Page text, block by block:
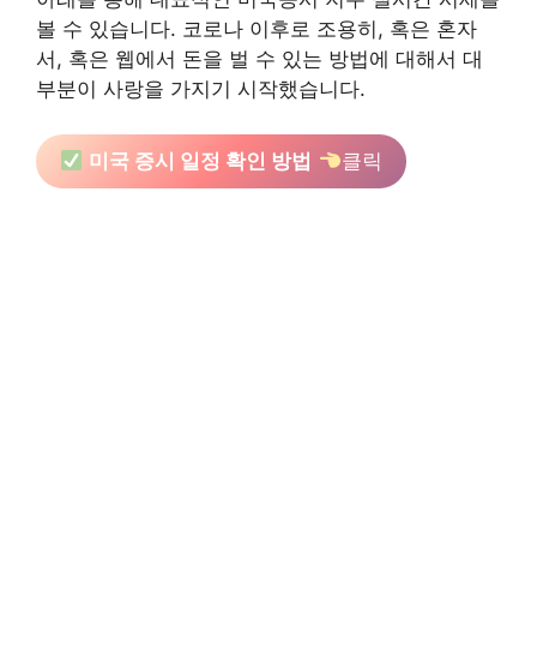
볼 수 있습니다. 코로나 이후로 조용히, 혹은 혼자
서, 혹은 웹에서 돈을 벌 수 있는 방법에 대해서 대
부분이 사랑을 가지기 시작했습니다.
미국 증시 일정 확인 방법 클릭